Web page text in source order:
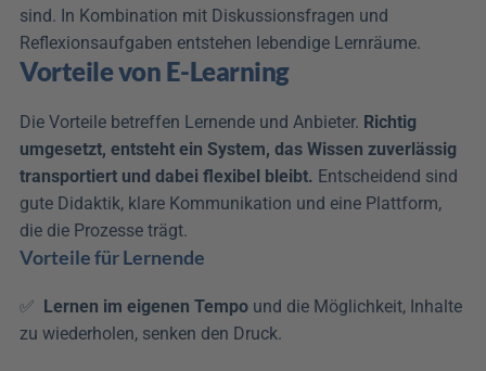
sind. In Kombination mit Diskussionsfragen und
Reflexionsaufgaben entstehen lebendige Lernräume.
Vorteile von E-Learning
Die Vorteile betreffen Lernende und Anbieter. Richtig
umgesetzt, entsteht ein System, das Wissen zuverlässig
transportiert und dabei flexibel bleibt. Entscheidend sind
gute Didaktik, klare Kommunikation und eine Plattform,
die die Prozesse trägt.
Vorteile für Lernende
✅ Lernen im eigenen Tempo und die Möglichkeit, Inhalte
zu wiederholen, senken den Druck.